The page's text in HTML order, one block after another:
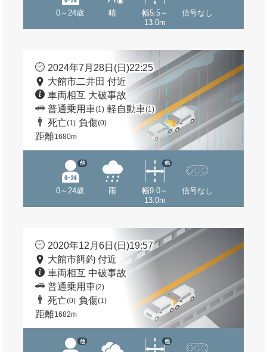
0～24歳 晴
幅5.5～
13.0m
信号なし
2024年7月28日(日)22:25
大館市二井田 付近
車両相互 大破事故
普通乗用車(1) 軽自動車(1)
死亡(1) 負傷(0)
距離1680m
0～24歳
他
雨
幅9.0～
13.0m
他
信号なし
2020年12月6日(日)19:57
大館市餌釣 付近
車両相互 中破事故
普通乗用車(2)
死亡(0) 負傷(1)
距離1682m
他 他